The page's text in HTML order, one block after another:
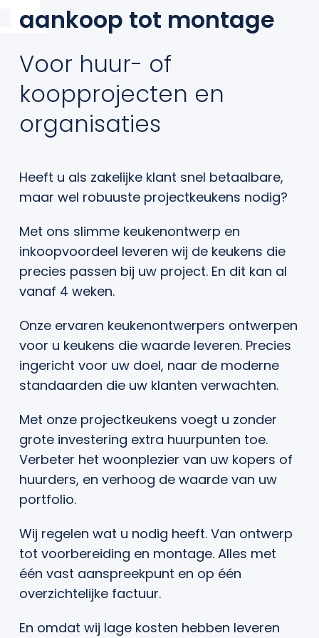
aankoop tot montage
Voor huur- of
koopprojecten en
organisaties
Heeft u als zakelijke klant snel betaalbare,
maar wel robuuste projectkeukens nodig?
Met ons slimme keukenontwerp en
inkoopvoordeel leveren wij de keukens die
precies passen bij uw project. En dit kan al
vanaf 4 weken.
Onze ervaren keukenontwerpers ontwerpen
voor u keukens die waarde leveren. Precies
ingericht voor uw doel, naar de moderne
standaarden die uw klanten verwachten.
Met onze projectkeukens voegt u zonder
grote investering extra huurpunten toe.
Verbeter het woonplezier van uw kopers of
huurders, en verhoog de waarde van uw
portfolio.
Wij regelen wat u nodig heeft. Van ontwerp
tot voorbereiding en montage. Alles met
één vast aanspreekpunt en op één
overzichtelijke factuur.
En omdat wij lage kosten hebben leveren